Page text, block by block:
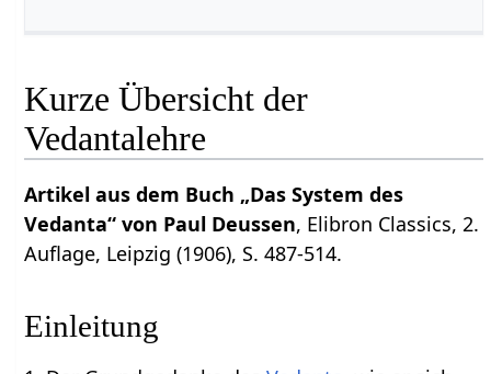
Kurze Übersicht der
Vedantalehre
Artikel aus dem Buch „Das System des
Vedanta“ von Paul Deussen, Elibron Classics, 2.
Auflage, Leipzig (1906), S. 487-514.
Einleitung